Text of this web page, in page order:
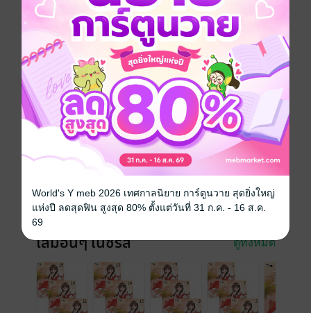
แล้วชีวิตของเด็กหญิงถังโย่วโย่วจะเป็นอย่างไรกันเนี่ย?!
(ตอนที่ 441-480)
หนังสือแปล นิยายจีนแปล
ซีรีส์ หลานสาวตัวน้อยกับเหล่าคุณลุงผู้มั่งคั่งทั้งห้า
ประเภทไฟล์ pdf, epub(สารบัญ)
วันที่วางขาย 22 พฤษภาคม 2568
478 หน้า (≈ 61,640 คำ)
ราคาปก 399 บาท (ประหยัด 30%)
เล่มอื่นๆ ในซีรีส์ ดูทั้งหมด
World's Y meb 2026 เทศกาลนิยาย การ์ตูนวาย สุดยิ่งใหญ่
แห่งปี ลดสุดฟิน สูงสุด 80% ตั้งแต่วันที่ 31 ก.ค. - 16 ส.ค.
69